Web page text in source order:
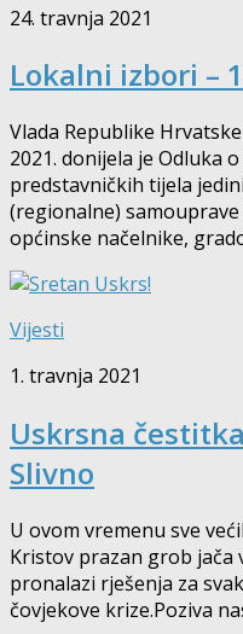
24. travnja 2021
Lokalni izbori –
Vlada Republike
2021. donijela je Odluka
predstavničkih tijela
(regionalne)
općinske načelnike,
Vijesti
1. travnja 2021
Uskrsna
Slivno
U ovom vremenu sve
Kristov prazan grob jača
pronalazi rješenja za
čovjekove krize.Poziva